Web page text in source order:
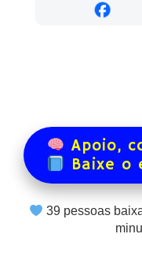
Apoio,
Baixe o
39 pessoas